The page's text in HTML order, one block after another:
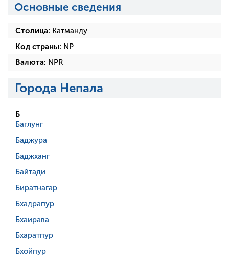
Основные сведения
Столица: Катманду
Код страны: NP
Валюта: NPR
Города Непала
Б
Баглунг
Баджура
Баджханг
Байтади
Биратнагар
Бхадрапур
Бхаирава
Бхаратпур
Бхойпур